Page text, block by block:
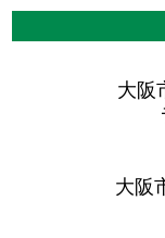
大阪
大阪